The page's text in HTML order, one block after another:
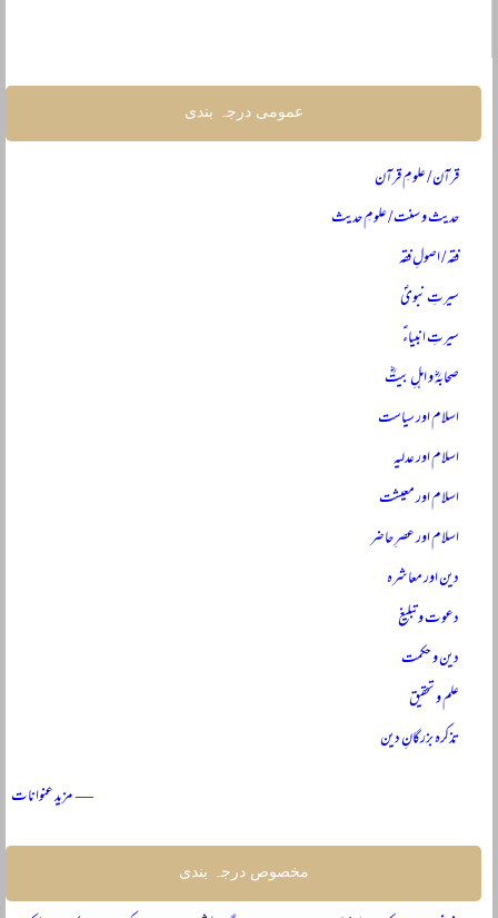
عمومی درجہ بندی
قرآن / علومِ قرآن
حدیث و سنت / علومِ حدیث
فقہ / اصولِ فقہ
سیرتِ نبویؐ
سیرتِ انبیاءؑ
صحابہؓ و اہلِ بیتؓ
اسلام اور سیاست
اسلام اور عدلیہ
اسلام اور معیشت
اسلام اور عصرِ حاضر
دین اور معاشرہ
دعوت و تبلیغ
دین و حکمت
علم و تحقیق
تذکرہ بزرگانِ دین
— مزید عنوانات
مخصوص درجہ بندی